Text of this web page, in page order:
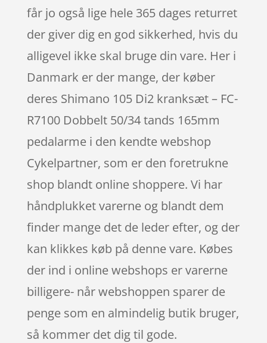
får jo også lige hele 365 dages returret
der giver dig en god sikkerhed, hvis du
alligevel ikke skal bruge din vare. Her i
Danmark er der mange, der køber
deres Shimano 105 Di2 kranksæt – FC-
R7100 Dobbelt 50/34 tands 165mm
pedalarme i den kendte webshop
Cykelpartner, som er den foretrukne
shop blandt online shoppere. Vi har
håndplukket varerne og blandt dem
finder mange det de leder efter, og der
kan klikkes køb på denne vare. Købes
der ind i online webshops er varerne
billigere- når webshoppen sparer de
penge som en almindelig butik bruger,
så kommer det dig til gode.